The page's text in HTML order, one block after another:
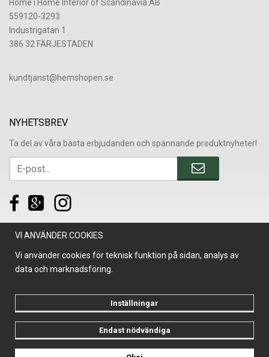
Home i Home Interior of Scandinavia AB
559120-3293
Industrigatan 1
386 32 FÄRJESTADEN
​kundtjanst@hemshopen.se
NYHETSBREV
Ta del av våra bästa erbjudanden och spännande produktnyheter!
Drift & produktion:Wikinggruppen
VI ANVÄNDER COOKIES
Vi använder cookies för teknisk funktion på sidan, analys av
data och marknadsföring.
Inställningar
Endast nödvändiga